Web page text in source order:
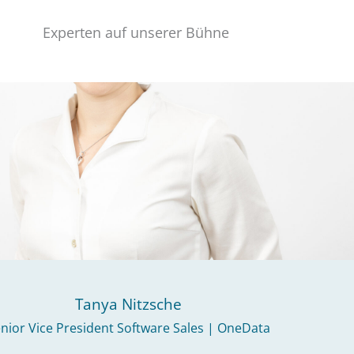
Experten auf unserer Bühne
Tanya Nitzsche
Vice President Software Sales | OneData